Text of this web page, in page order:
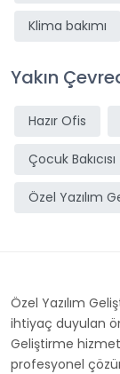
Klima bakımı
Yakın
Hazır Ofis
Çocuk Bakıcısı
Özel Yazılım
Özel Yazılım
ihtiyaç duyulan
Geliştirme
profesyonel